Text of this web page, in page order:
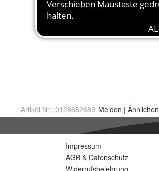
Artikel Nr.: 0128682689 Melden | Ähnlichen
Impressum
AGB & Datenschutz
Widerrufsbelehrung